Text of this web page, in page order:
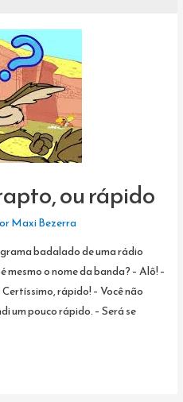
ou rápido
Maxi Bezerra
badalado de uma rádio
mesmo o nome da banda? – Alô! –
rápido! – Você não
um pouco rápido. – Será se